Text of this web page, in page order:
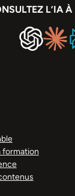
L’IA
formation